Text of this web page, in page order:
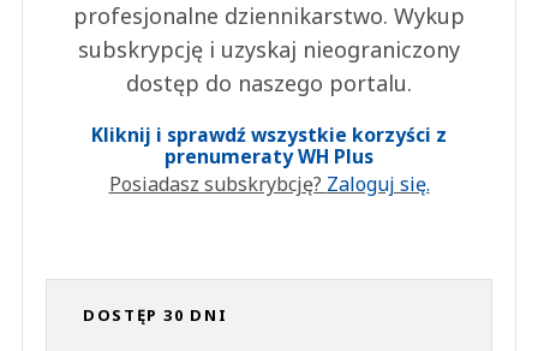
profesjonalne dziennikarstwo. Wykup
subskrypcję i uzyskaj nieograniczony
dostęp do naszego portalu.
Kliknij i sprawdź wszystkie korzyści z
prenumeraty WH Plus
Posiadasz subskrybcję? Zaloguj się.
DOSTĘP 30 DNI